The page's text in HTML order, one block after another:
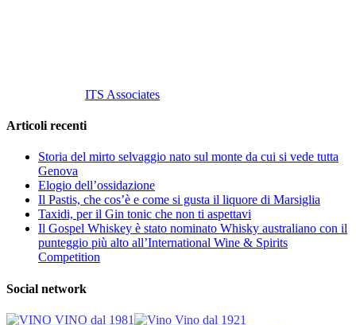
ITS Associates
Articoli recenti
Storia del mirto selvaggio nato sul monte da cui si vede tutta
Genova
Elogio dell’ossidazione
Il Pastis, che cos’è e come si gusta il liquore di Marsiglia
Taxidi, per il Gin tonic che non ti aspettavi
Il Gospel Whiskey è stato nominato Whisky australiano con il
punteggio più alto all’International Wine & Spirits
Competition
Social network